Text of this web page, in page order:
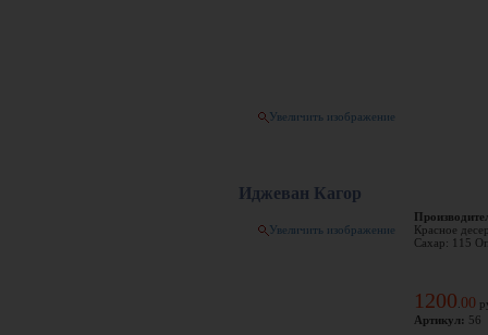
Увеличить изображение
Иджеван Кагор
Увеличить изображение
Красное
Сахар: 115
1200 00
Артикул: 56